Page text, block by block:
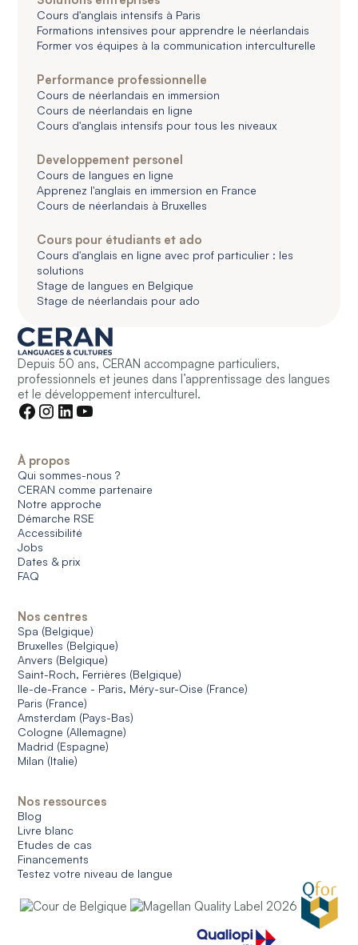
Cours d'anglais intensifs à Paris
Formations intensives pour apprendre le néerlandais
Former vos équipes à la communication interculturelle
Performance professionnelle
Cours de néerlandais en immersion
Cours de néerlandais en ligne
Cours d'anglais intensifs pour tous les niveaux
Developpement personel
Cours de langues en ligne
Apprenez l'anglais en immersion en France
Cours de néerlandais à Bruxelles
Cours pour étudiants et ado
Cours d'anglais en ligne avec prof particulier : les
solutions
Stage de langues en Belgique
Stage de néerlandais pour ado
Depuis 50 ans, CERAN accompagne particuliers,
professionnels et jeunes dans l’apprentissage des langues
et le développement interculturel.
À propos
Qui sommes-nous ?
CERAN comme partenaire
Notre approche
Démarche RSE
Accessibilité
Jobs
Dates & prix
FAQ
Nos centres
Spa (Belgique)
Bruxelles (Belgique)
Anvers (Belgique)
Saint-Roch, Ferrières (Belgique)
Ile-de-France - Paris, Méry-sur-Oise (France)
Paris (France)
Amsterdam (Pays-Bas)
Cologne (Allemagne)
Madrid (Espagne)
Milan (Italie)
Nos ressources
Blog
Livre blanc
Etudes de cas
Financements
Testez votre niveau de langue